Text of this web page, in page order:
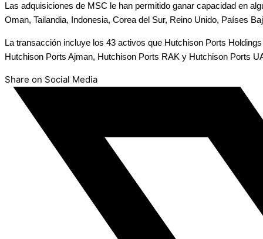
Las adquisiciones de MSC le han permitido ganar capacidad en
Oman, Tailandia, Indonesia, Corea del Sur, Reino Unido, Países
La transacción incluye los 43 activos que Hutchison Ports
Hutchison Ports Ajman, Hutchison Ports RAK y Hutchison Ports
Share on Social Media